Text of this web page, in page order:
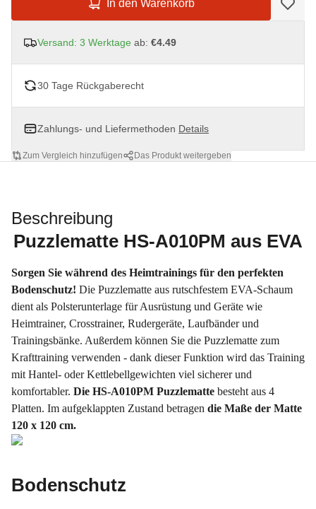
In den Warenkorb
Versand: 3 Werktage ab: €4.49
30 Tage Rückgaberecht
Zahlungs- und Liefermethoden Details
Zum Vergleich hinzufügen Das Produkt weitergeben
Beschreibung
Puzzlematte HS-A010PM aus EVA
Sorgen Sie während des Heimtrainings für den perfekten
Bodenschutz! Die Puzzlematte aus rutschfestem EVA-Schaum
dient als Polsterunterlage für Ausrüstung und Geräte wie
Heimtrainer, Crosstrainer, Rudergeräte, Laufbänder und
Trainingsbänke. Außerdem können Sie die Puzzlematte zum
Krafttraining verwenden - dank dieser Funktion wird das Training
mit Hantel- oder Kettlebellgewichten viel sicherer und
komfortabler. Die HS-A010PM Puzzlematte besteht aus 4
Platten. Im aufgeklappten Zustand betragen die Maße der Matte
120 x 120 cm.
Bodenschutz